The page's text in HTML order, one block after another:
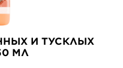
И ТУСКЛЫХ
МЛ